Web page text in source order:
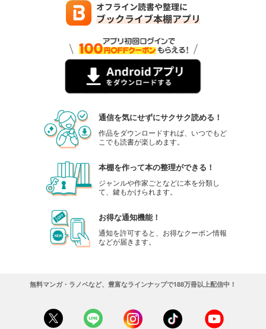
通信を気にせずにサクサク読める！
作品をダウンロードすれば、いつでもど
こでも読書が楽しめます。
本棚を作って本の整理ができる！
ジャンルや作家ごとなどに本を分類し
て、鍵もかけられます。
お得な通知機能！
通知を許可すると、お得なクーポン情報
などが届きます。
無料マンガ・ラノベなど、豊富なラインナップで188万冊以上配信中！